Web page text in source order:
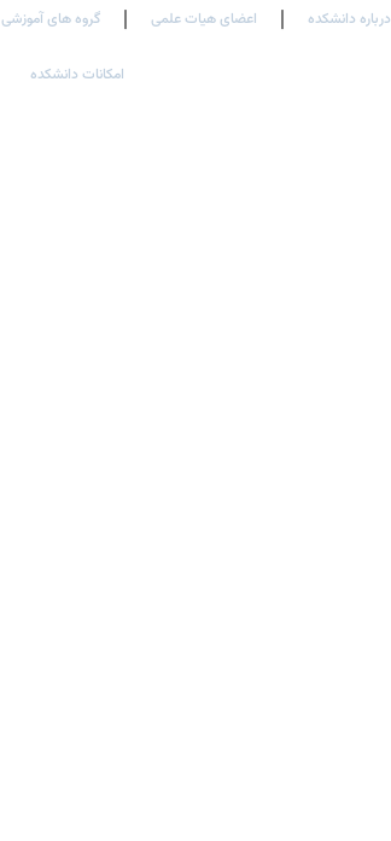
درباره دانشکده اعضای هیات علمی گروه های آموزشی
امکانات دانشکده